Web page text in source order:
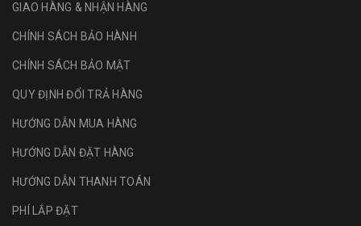
GIAO HÀNG & NHẬN HÀNG
CHÍNH SÁCH BẢO HÀNH
CHÍNH SÁCH BẢO MẬT
QUY ĐỊNH ĐỔI TRẢ HÀNG
HƯỚNG DẪN MUA HÀNG
HƯỚNG DẪN ĐẶT HÀNG
HƯỚNG DẪN THANH TOÁN
PHÍ LẮP ĐẶT